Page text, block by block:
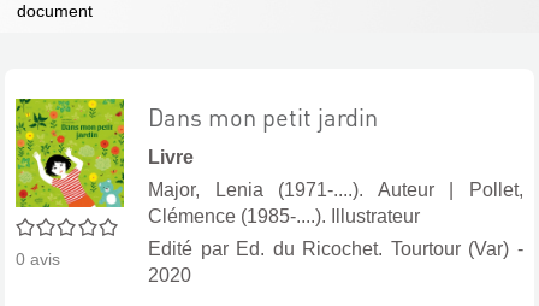
document
0/5
0 avis
Dans mon petit jardin
Livre
Major, Lenia (1971-....). Auteur|
Pollet,
Clémence (1985-....). Illustrateur
Edité par Ed. du Ricochet. Tourtour (Var) -
2020